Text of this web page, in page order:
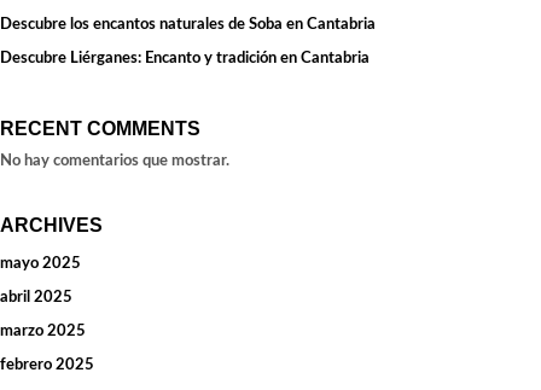
Descubre los encantos naturales de Soba en Cantabria
Descubre Liérganes: Encanto y tradición en Cantabria
RECENT COMMENTS
No hay comentarios que mostrar.
ARCHIVES
mayo 2025
abril 2025
marzo 2025
febrero 2025